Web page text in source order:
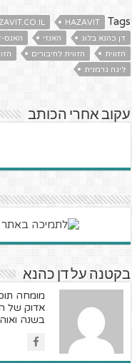
Tags
HAZAVIT
דן כהנא בלוג
האנזי האנס-
הזווית
הזווית לחיבורים
ליגה גרמנית
עקוב אחרי הכותב
בקטנה על דן כהנא
מומחה
אדוק של
בשנה